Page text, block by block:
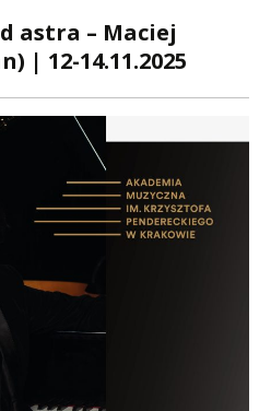
astra – Maciej
| 12-14.11.2025